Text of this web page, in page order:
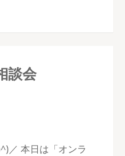
談会
／ 本日は「オンラ